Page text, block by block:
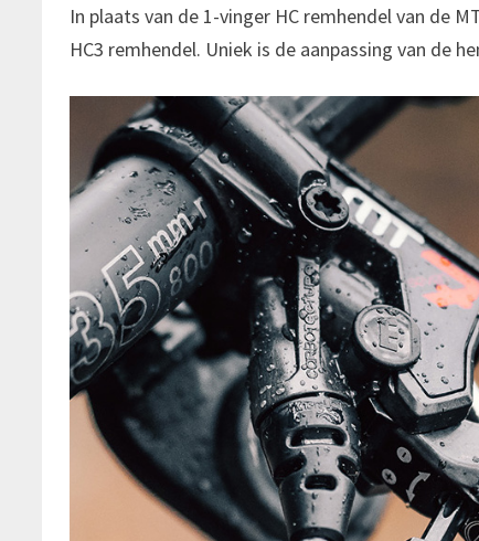
In plaats van de 1-vinger HC remhendel van de
HC3 remhendel. Uniek is de aanpassing van de